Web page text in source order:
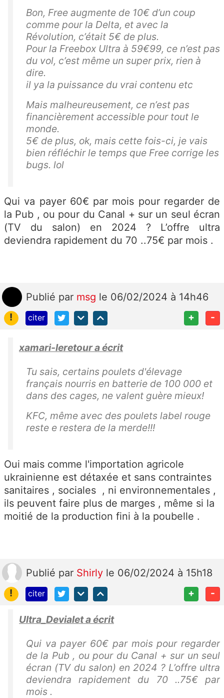
Bon, Free augmente de 10€ d’un coup
comme pour la Delta, et avec la
Révolution, c’était 5€ de plus.
Pour la Freebox Ultra à 59€99, ce n’est pas
du vol, c’est même un super prix, rien à
dire.
il ya la puissance du vrai contenu etc
Mais malheureusement, ce n’est pas
financièrement accessible pour tout le
monde.
5€ de plus, ok, mais cette fois-ci, je vais
bien réfléchir le temps que Free corrige les
bugs. lol
Qui va payer 60€ par mois pour regarder de
la Pub , ou pour du Canal + sur un seul écran
(TV du salon) en 2024 ? L’offre ultra
deviendra rapidement du 70 ..75€ par mois .
Publié par msg le 06/02/2024 à 14h46
!
citer + -
xamari-leretour a écrit
Tu sais, certains poulets d'élevage
français nourris en batterie de 100 000 et
dans des cages, ne valent guère mieux!
KFC, même avec des poulets label rouge
reste e restera de la merde!!!
Oui mais comme l'importation agricole
ukrainienne est détaxée et sans contraintes
sanitaires , sociales , ni environnementales ,
ils peuvent faire plus de marges , même si la
moitié de la production fini à la poubelle .
Publié par Shirly le 06/02/2024 à 15h18
!
citer + -
Ultra_Devialet a écrit
Qui va payer 60€ par mois pour regarder
de la Pub , ou pour du Canal + sur un seul
écran (TV du salon) en 2024 ? L’offre ultra
deviendra rapidement du 70 ..75€ par
mois .